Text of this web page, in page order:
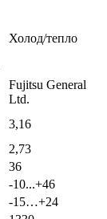
Холод/тепло
Fujitsu General
Ltd.
3,16
2,73
36
-10...+46
-15…+24